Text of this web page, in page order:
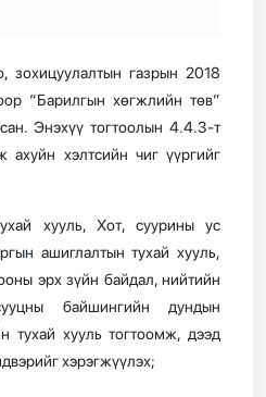
зохицуулалтын газрын 2018
“Барилгын хөгжлийн төв”
Энэхүү тогтоолын 4.4.3-т
хэлтсийн чиг үүргийг
хууль, Хот, суурины ус
ашиглалтын тухай хууль,
эрх зүйн байдал, нийтийн
байшингийн дундын
тухай хууль тогтоомж, дээд
хэрэгжүүлэх;